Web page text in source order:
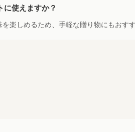
に使えますか？
楽しめるため、手軽な贈り物にもおす